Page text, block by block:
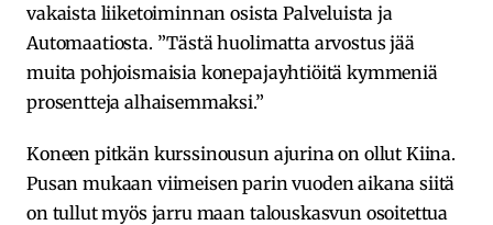
vakaista liiketoiminnan osista Palveluista ja
Automaatiosta. ”Tästä huolimatta arvostus jää
muita pohjoismaisia konepajayhtiöitä kymmeniä
prosentteja alhaisemmaksi.”
Koneen pitkän kurssinousun ajurina on ollut Kiina.
Pusan mukaan viimeisen parin vuoden aikana siitä
on tullut myös jarru maan talouskasvun osoitettua